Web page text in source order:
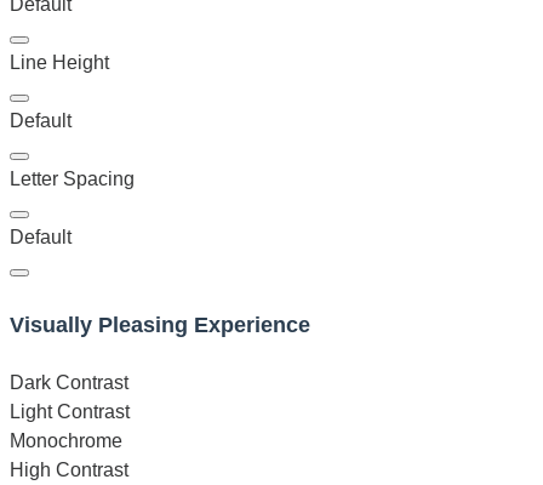
Default
Line Height
Default
Letter Spacing
Default
Visually Pleasing Experience
Dark Contrast
Light Contrast
Monochrome
High Contrast